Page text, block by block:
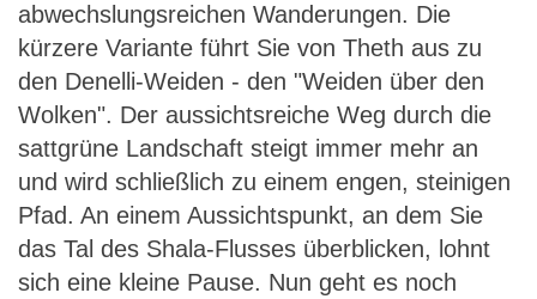
abwechslungsreichen Wanderungen. Die
kürzere Variante führt Sie von Theth aus zu
den Denelli-Weiden - den "Weiden über den
Wolken". Der aussichtsreiche Weg durch die
sattgrüne Landschaft steigt immer mehr an
und wird schließlich zu einem engen, steinigen
Pfad. An einem Aussichtspunkt, an dem Sie
das Tal des Shala-Flusses überblicken, lohnt
sich eine kleine Pause. Nun geht es noch